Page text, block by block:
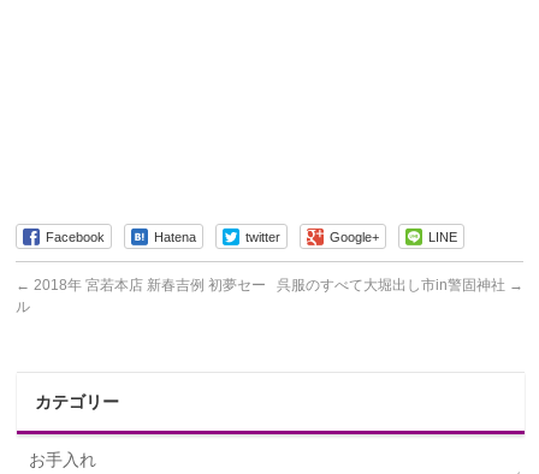
Facebook Hatena twitter Google+ LINE
← 2018年 宮若本店 新春吉例 初夢セー
ル
呉服のすべて大堀出し市in警固神社 →
カテゴリー
お手入れ